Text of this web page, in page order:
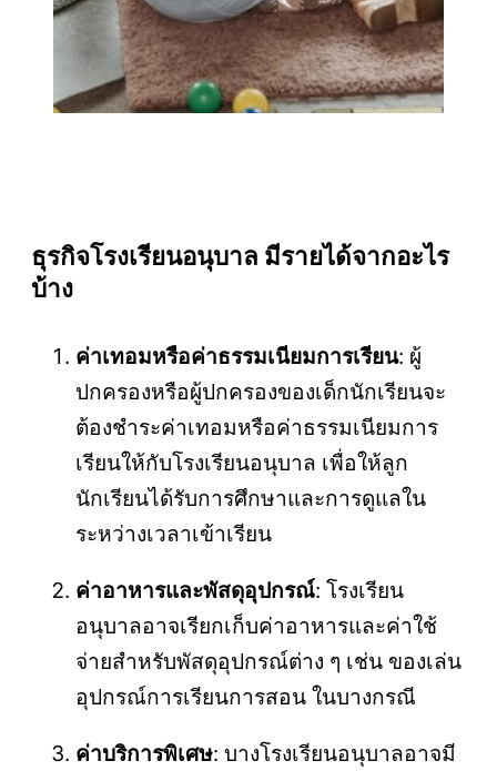
ธุรกิจโรงเรียนอนุบาล มีรายได้จากอะไร
บ้าง
ค่าเทอมหรือค่าธรรมเนียมการเรียน: ผู้
ปกครองหรือผู้ปกครองของเด็กนักเรียนจะ
ต้องชำระค่าเทอมหรือค่าธรรมเนียมการ
เรียนให้กับโรงเรียนอนุบาล เพื่อให้ลูก
นักเรียนได้รับการศึกษาและการดูแลใน
ระหว่างเวลาเข้าเรียน
ค่าอาหารและพัสดุอุปกรณ์: โรงเรียน
อนุบาลอาจเรียกเก็บค่าอาหารและค่าใช้
จ่ายสำหรับพัสดุอุปกรณ์ต่าง ๆ เช่น ของเล่น
อุปกรณ์การเรียนการสอน ในบางกรณี
ค่าบริการพิเศษ: บางโรงเรียนอนุบาลอาจมี